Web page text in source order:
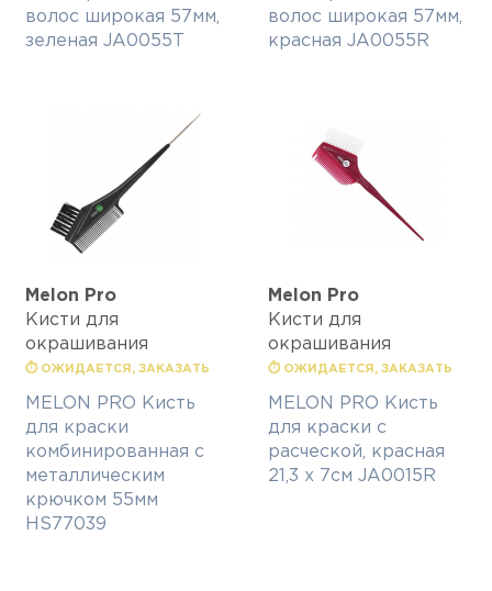
волос широкая 57мм,
зеленая JA0055T
волос широкая 57мм,
красная JA0055R
Melon Pro
Кисти для
окрашивания
⏱ ОЖИДАЕТСЯ, ЗАКАЗАТЬ
MELON PRO Кисть
для краски
комбинированная с
металлическим
крючком 55мм
HS77039
Melon Pro
Кисти для
окрашивания
⏱ ОЖИДАЕТСЯ, ЗАКАЗАТЬ
MELON PRO Кисть
для краски с
расческой, красная
21,3 х 7см JA0015R